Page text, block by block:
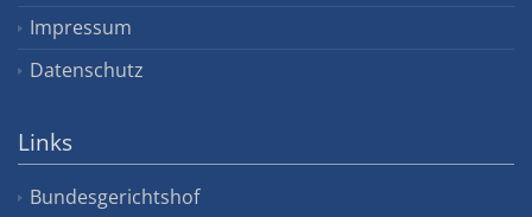
Impressum
Datenschutz
Links
Bundesgerichtshof